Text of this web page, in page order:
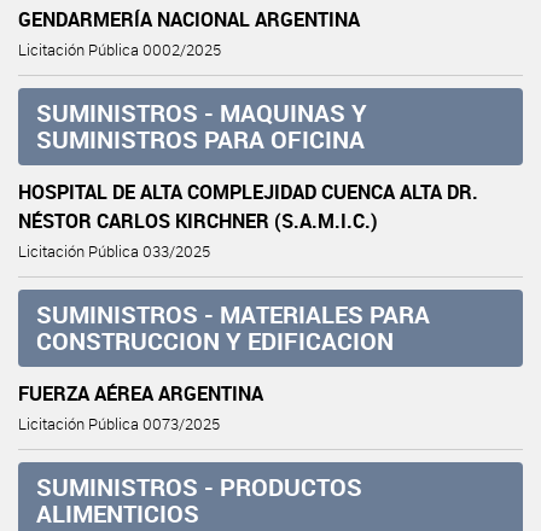
GENDARMERÍA NACIONAL ARGENTINA
Licitación Pública 0002/2025
SUMINISTROS - MAQUINAS Y
SUMINISTROS PARA OFICINA
HOSPITAL DE ALTA COMPLEJIDAD CUENCA ALTA DR.
NÉSTOR CARLOS KIRCHNER (S.A.M.I.C.)
Licitación Pública 033/2025
SUMINISTROS - MATERIALES PARA
CONSTRUCCION Y EDIFICACION
FUERZA AÉREA ARGENTINA
Licitación Pública 0073/2025
SUMINISTROS - PRODUCTOS
ALIMENTICIOS